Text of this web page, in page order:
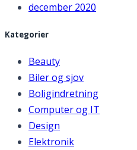
december 2020
Kategorier
Beauty
Biler og sjov
Boligindretning
Computer og IT
Design
Elektronik